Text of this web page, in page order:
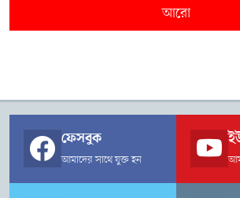
আরো
ফেসবুক
আমাদের সাথে যুক্ত হন